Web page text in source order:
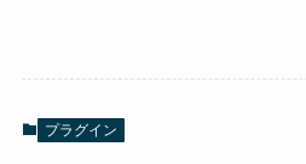
プラグイン